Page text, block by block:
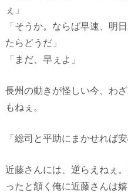
ぇ」
「そうか。ならば早速、明
たらどうだ」
「まだ、早ぇよ」
長州の動きが怪しい今、わ
もねぇ。
「総司と平助にまかせれば
近藤さんには、逆らえねぇ
ったと頷く俺に近藤さんは